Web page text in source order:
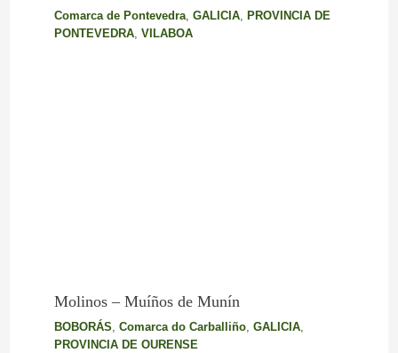
Comarca de Pontevedra, GALICIA,
PROVINCIA DE
PONTEVEDRA, VILABOA
Molinos – Muíños de Munín
BOBORÁS, Comarca do Carballiño, GALICIA,
PROVINCIA DE OURENSE